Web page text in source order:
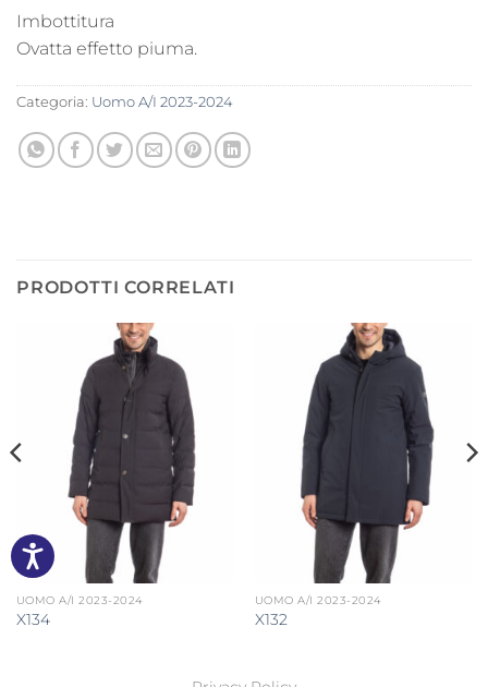
Imbottitura
Ovatta effetto piuma.
Categoria: Uomo A/I 2023-2024
PRODOTTI CORRELATI
UOMO A/I 2023-2024
X134
UOMO A/I 2023-2024
X132